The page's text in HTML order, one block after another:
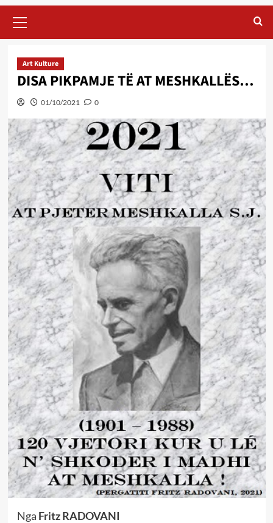
Menu
Art Kulture
DISA PIKPAMJE TË AT MESHKALLËS…
01/10/2021 0
Nga Fritz RADOVANI